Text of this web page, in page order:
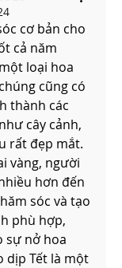
cơ bản cho
cả năm
loại hoa
cũng có
thành các
cây cảnh,
rất đẹp mắt.
vàng, người
hơn đến
sóc và tạo
phù hợp,
sự nở hoa
dịp Tết là một